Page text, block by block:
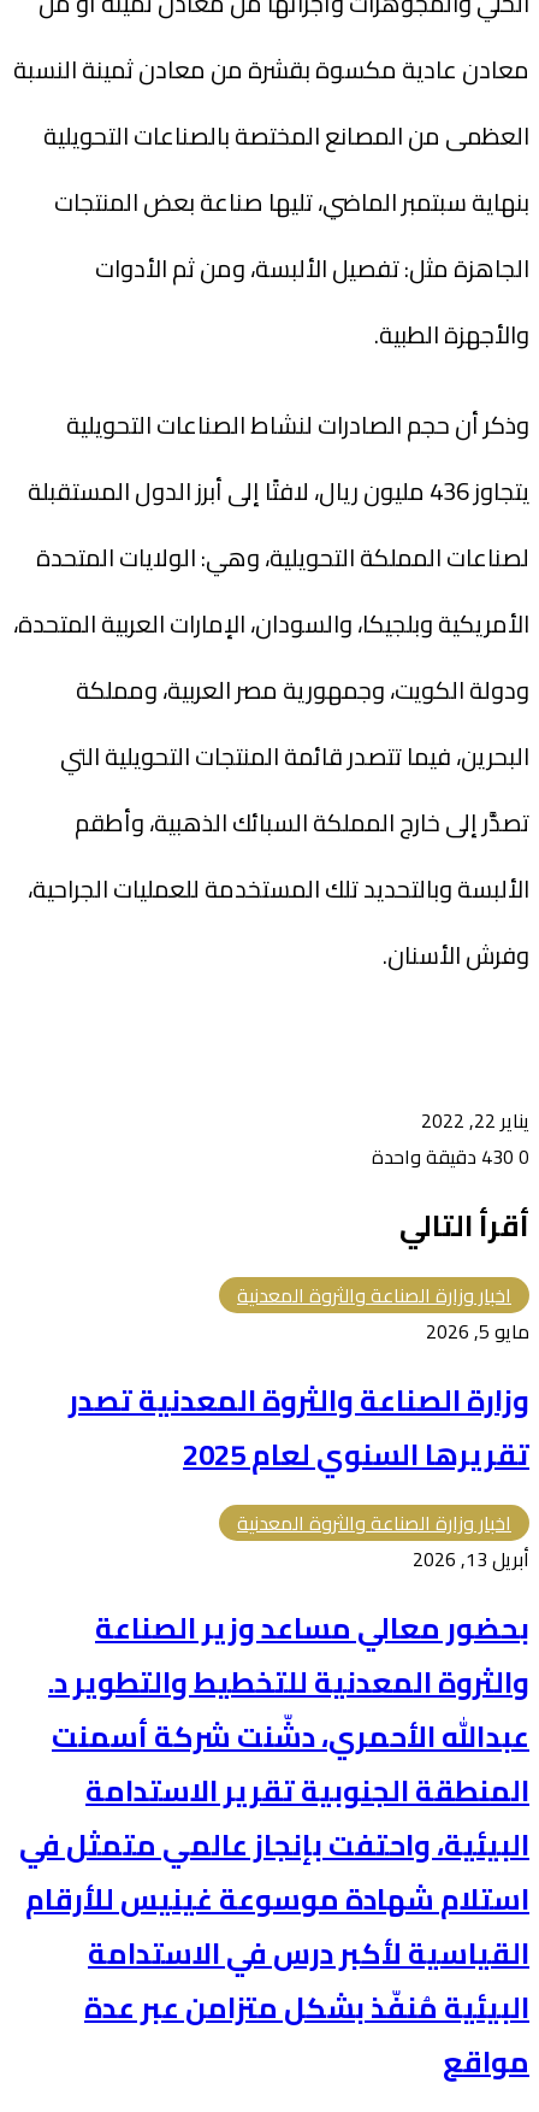
معادن عادية مكسوة بقشرة من معادن ثمينة النسبة
العظمى من المصانع المختصة بالصناعات التحويلية
بنهاية سبتمبر الماضي، تليها صناعة بعض المنتجات
الجاهزة مثل: تفصيل الألبسة، ومن ثم الأدوات
والأجهزة الطبية.
وذكر أن حجم الصادرات لنشاط الصناعات التحويلية
يتجاوز 436 مليون ريال، لافتًا إلى أبرز الدول المستقبلة
لصناعات المملكة التحويلية، وهي: الولايات المتحدة
الأمريكية وبلجيكا، والسودان، الإمارات العربية المتحدة،
ودولة الكويت، وجمهورية مصر العربية، ومملكة
البحرين، فيما تتصدر قائمة المنتجات التحويلية التي
تصدَّر إلى خارج المملكة السبائك الذهبية، وأطقم
الألبسة وبالتحديد تلك المستخدمة للعمليات الجراحية،
وفرش الأسنان.
يناير 22, 2022
0
دقيقة واحدة
أقرأ التالي
اخبار وزارة الصناعة والثروة المعدنية
مايو 5, 2026
وزارة ⁧الصناعة والثروة المعدنية⁩ تصدر
تقريرها السنوي لعام 2025
اخبار وزارة الصناعة والثروة المعدنية
أبريل 13, 2026
بحضور معالي مساعد وزير الصناعة
والثروة المعدنية للتخطيط والتطوير د.
عبدالله الأحمري، دشّنت شركة أسمنت
المنطقة الجنوبية تقرير الاستدامة
البيئية، واحتفت بإنجاز عالمي متمثل في
استلام شهادة موسوعة غينيس للأرقام
القياسية لأكبر درس في الاستدامة
البيئية مُنفّذ بشكل متزامن عبر عدة
مواقع